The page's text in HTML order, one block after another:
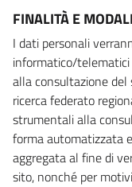
FINALITÀ E
I dati personali
informatico/
alla consultazione
ricerca federato
strumentali alla
forma automatizzata
aggregata al fine di
sito, nonché per